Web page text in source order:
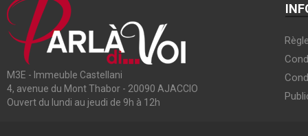
M3E - Immeuble Castellani
4, avenue du Mont Thabor - 20090 AJACCIO
Ouvert du lundi au jeudi de 9h à 12h